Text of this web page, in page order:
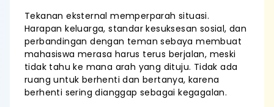
Tekanan eksternal memperparah situasi.
Harapan keluarga, standar kesuksesan sosial, dan
perbandingan dengan teman sebaya membuat
mahasiswa merasa harus terus berjalan, meski
tidak tahu ke mana arah yang dituju. Tidak ada
ruang untuk berhenti dan bertanya, karena
berhenti sering dianggap sebagai kegagalan.